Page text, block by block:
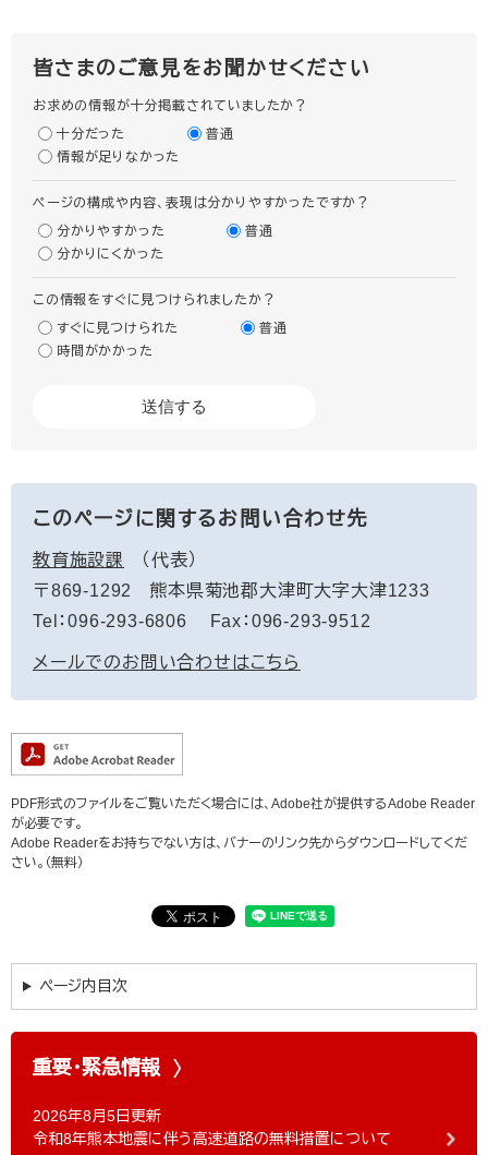
皆さまのご意見をお聞かせください
お求めの情報が十分掲載されていましたか？
十分だった
普通
情報が足りなかった
ページの構成や内容、表現は分かりやすかったですか？
分かりやすかった
普通
分かりにくかった
この情報をすぐに見つけられましたか？
すぐに見つけられた
普通
時間がかかった
このページに関するお問い合わせ先
教育施設課
代表
〒869-1292
熊本県菊池郡大津町大字大津1233
Tel：096-293-6806
Fax：096-293-9512
メールでのお問い合わせはこちら
PDF形式のファイルをご覧いただく場合には、Adobe社が提供するAdobe Reader
が必要です。
Adobe Readerをお持ちでない方は、バナーのリンク先からダウンロードしてくだ
さい。（無料）
ページ内目次
重要・緊急情報
2026年8月5日更新
令和8年熊本地震に伴う高速道路の無料措置について